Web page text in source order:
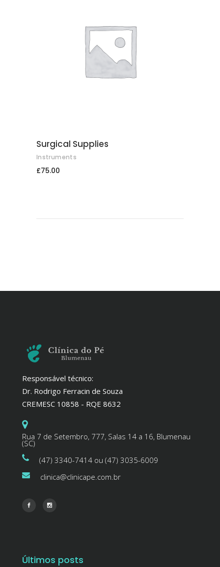
COMPRAR
Surgical Supplies
Instruments
£75.00
Responsável técnico:
Dr. Rodrigo Ferracin de Souza
CREMESC 10858 - RQE 8632
Rua 7 de Setembro, 777, Salas 14 a 16, Blumenau
(SC)
(47) 3340-7414 ou (47) 3035-6009
clinica@clinicape.com.br
Últimos posts